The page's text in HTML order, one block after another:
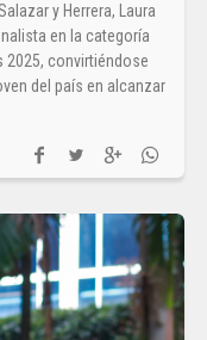
y Herrera, Laura
en la categoría
2025, convirtiéndose
del país en alcanzar